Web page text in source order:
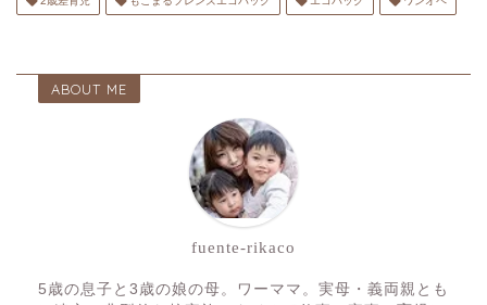
ABOUT ME
fuente-rikaco
5歳の息子と3歳の娘の母。ワーママ。実母・義両親とも